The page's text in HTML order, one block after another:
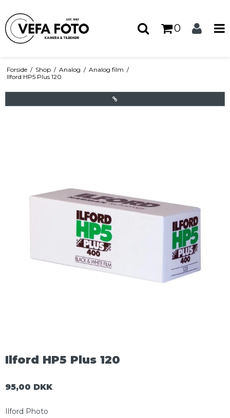
0
Forside / Shop / Analog / Analog film /
Ilford HP5 Plus 120
Ilford HP5 Plus 120
95,00 DKK
Ilford Photo